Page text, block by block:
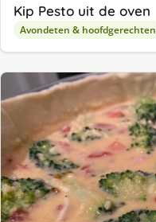
Kip Pesto uit de oven
Avondeten & hoofdgerechten